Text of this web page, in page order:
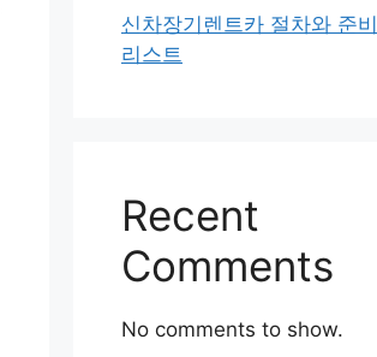
신차장기렌트카 절차와 준
리스트
Recent
Comments
No comments to show.